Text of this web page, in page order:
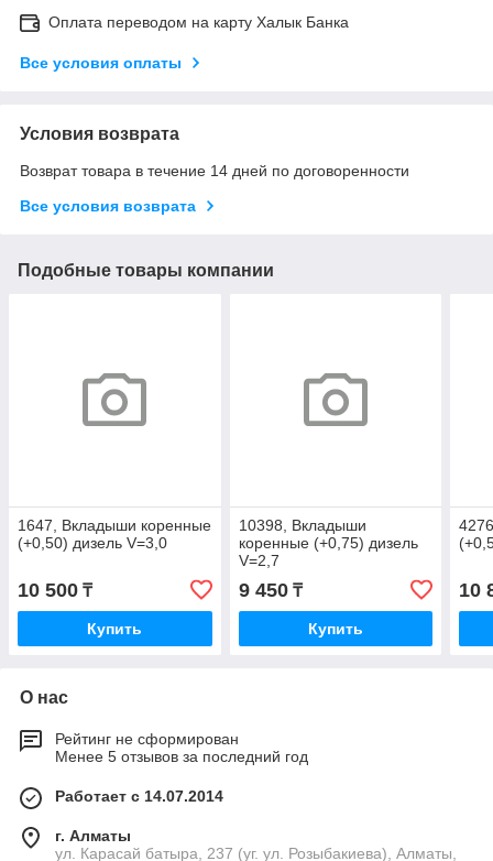
Оплата переводом на карту Халык Банка
Все условия оплаты
Условия возврата
Возврат товара в течение 14 дней по договоренности
Все условия возврата
Подобные товары компании
1647, Вкладыши коренные
(+0,50) дизель V=3,0
10 500 ₸
Купить
10398, Вкладыши
коренные (+0,75) дизель
V=2,7
9 450₸
Купить
10
О нас
Рейтинг не сформирован
Менее 5 отзывов за последний год
Работает с 14.07.2014
г. Алматы
ул. Карасай батыра, 237 (уг. ул. Розыбакиева), Алматы,